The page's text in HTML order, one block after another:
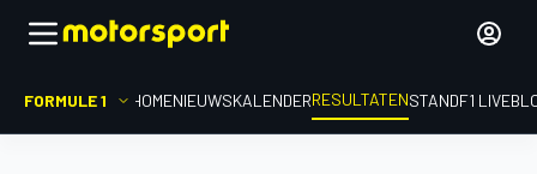
FORMULE 1 HOMENIEUWSKALENDERRESULTATENSTANDF1